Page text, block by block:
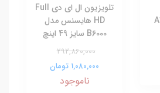
تلویزیون ال ای دی Full
HD هایسنس مدل
B6000 سایز 49 اینچ
292,860,000
1,080,000 تومان
ناموجود